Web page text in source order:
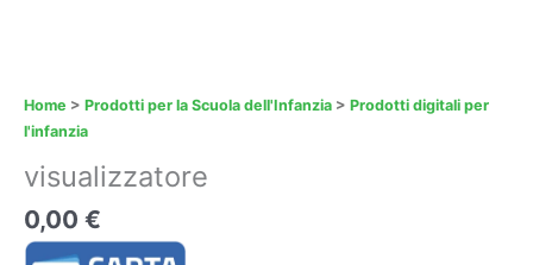
Home > Prodotti per la Scuola dell'Infanzia > Prodotti digitali per
l'infanzia
visualizzatore
0,00 €